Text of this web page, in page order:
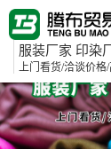
服装厂家 印染
上门看货/洽谈价